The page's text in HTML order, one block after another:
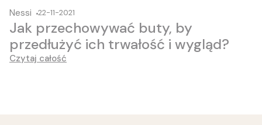
Nessi 22-11-2021
Jak przechowywać buty, by
przedłużyć ich trwałość i wygląd?
Czytaj całość